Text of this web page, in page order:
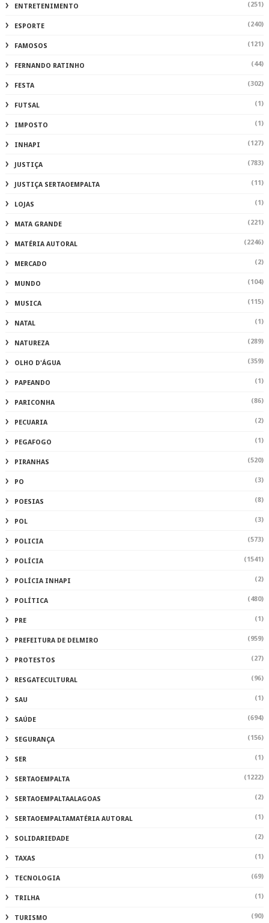
ENTRETENIMENTO (251)
ESPORTE (240)
FAMOSOS (121)
FERNANDO RATINHO (44)
FESTA (302)
FUTSAL (1)
IMPOSTO (1)
INHAPI (127)
JUSTIÇA (783)
JUSTIÇA SERTAOEMPALTA (11)
LOJAS (1)
MATA GRANDE (221)
MATÉRIA AUTORAL (2246)
MERCADO (2)
MUNDO (104)
MUSICA (115)
NATAL (1)
NATUREZA (289)
OLHO D'ÁGUA (359)
PAPEANDO (1)
PARICONHA (86)
PECUARIA (2)
PEGAFOGO (1)
PIRANHAS (520)
PO (3)
POESIAS (8)
POL (3)
POLICIA (573)
POLÍCIA (1541)
POLÍCIA INHAPI (2)
POLÍTICA (480)
PRE (1)
PREFEITURA DE DELMIRO (959)
PROTESTOS (27)
RESGATECULTURAL (96)
SAU (1)
SAÚDE (694)
SEGURANÇA (156)
SER (1)
SERTAOEMPALTA (1222)
SERTAOEMPALTAALAGOAS (2)
SERTAOEMPALTAMATÉRIA AUTORAL (1)
SOLIDARIEDADE (2)
TAXAS (1)
TECNOLOGIA (69)
TRILHA (1)
TURISMO (90)